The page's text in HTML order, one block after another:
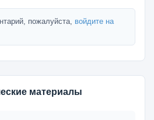
пожалуйста, войдите на
материалы